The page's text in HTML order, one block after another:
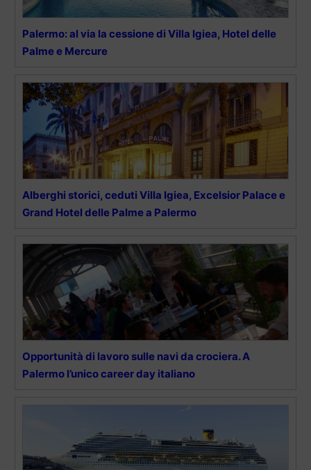
Palermo: al via la cessione di Villa Igiea, Hotel delle
Palme e Mercure
Alberghi storici, ceduti Villa Igiea, Excelsior Palace e
Grand Hotel delle Palme a Palermo
Opportunità di lavoro sulle navi da crociera. A
Palermo l’unico career day italiano